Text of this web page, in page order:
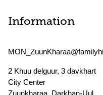
Information
2 Khuu delguur, 3 davkhart
City Center
Zuunkharaa, Darkhan-Uul